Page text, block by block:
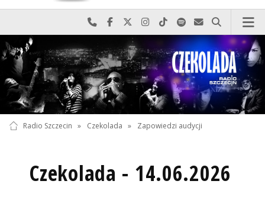
Najlepiej po prostu do nas zadzwoń
Odwiedź nas na Facebook-u
Odwiedź nas na X
Odwiedź nas na Instagram-ie
Odwiedź nas na TikTok-u
Szukaj nas na Spotify
Wyślij do nas
Szukaj
Radio Szczecin » Czekolada » Zapowiedzi audycji
Czekolada - 14.06.2026